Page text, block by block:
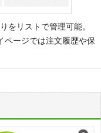
をリストで管理可能。
ページでは注文履歴や保